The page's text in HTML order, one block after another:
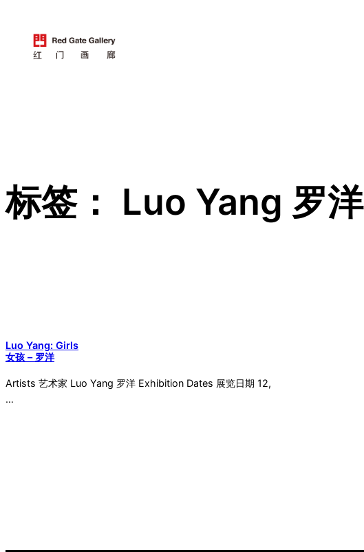
标签： Luo Yang 罗洋
Luo Yang: Girls
女孩 – 罗洋
Artists 艺术家 Luo Yang 罗洋 Exhibition Dates 展览日期 12,
…